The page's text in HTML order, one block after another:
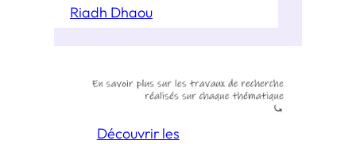
Riadh Dhaou
Découvrir les